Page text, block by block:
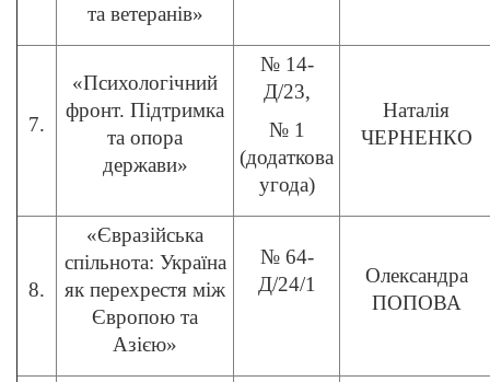
та ветеранів»
7.
«Психологічний
фронт. Підтримка
та опора
держави»
№ 14-
Д/23,
№ 1
(додаткова
угода)
Наталія
ЧЕРНЕНКО
8.
«Євразійська
спільнота: Україна
як перехрестя між
Європою та
Азією»
№ 64-
Д/24/1
Олександра
ПОПОВА